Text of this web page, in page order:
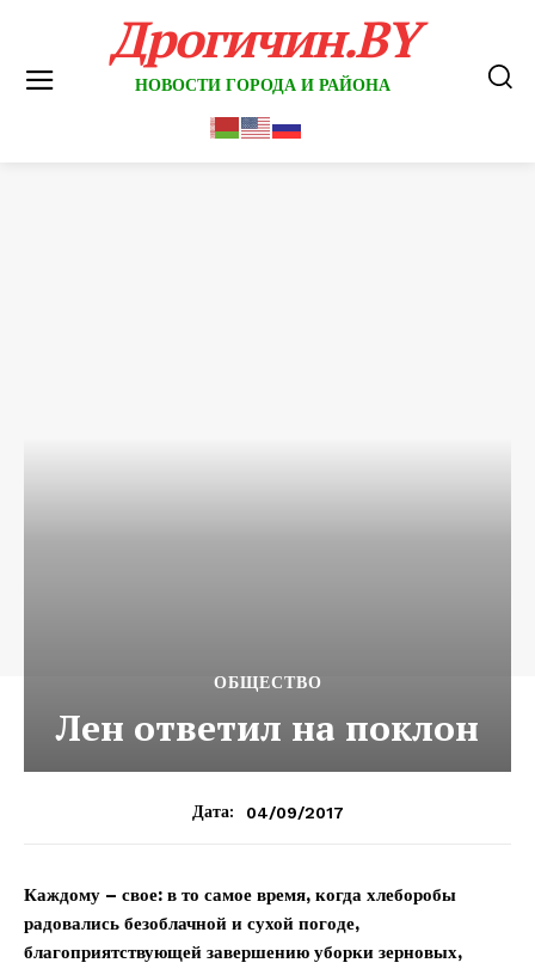
Дрогичин.BY
НОВОСТИ ГОРОДА И РАЙОНА
ОБЩЕСТВО
Лен ответил на поклон
Дата: 04/09/2017
Каждому – свое: в то самое время, когда хлеборобы
радовались безоблачной и сухой погоде,
благоприятствующей завершению уборки зерновых,